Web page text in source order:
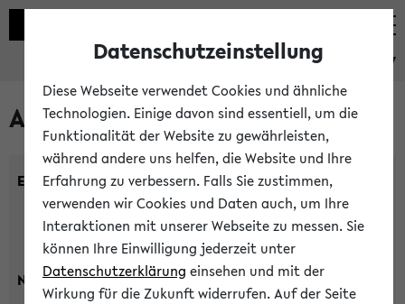
eKVV
Alle Lehrenden
Einrichtung:
Nachname:
Datenschutzeinstellung
Diese Webseite verwendet Cookies und ähnliche
Technologien. Einige davon sind essentiell, um die
Funktionalität der Website zu gewährleisten,
während andere uns helfen, die Website und Ihre
Erfahrung zu verbessern. Falls Sie zustimmen,
verwenden wir Cookies und Daten auch, um Ihre
Interaktionen mit unserer Webseite zu messen. Sie
können Ihre Einwilligung jederzeit unter
Datenschutzerklärung einsehen und mit der
Wirkung für die Zukunft widerrufen. Auf der Seite